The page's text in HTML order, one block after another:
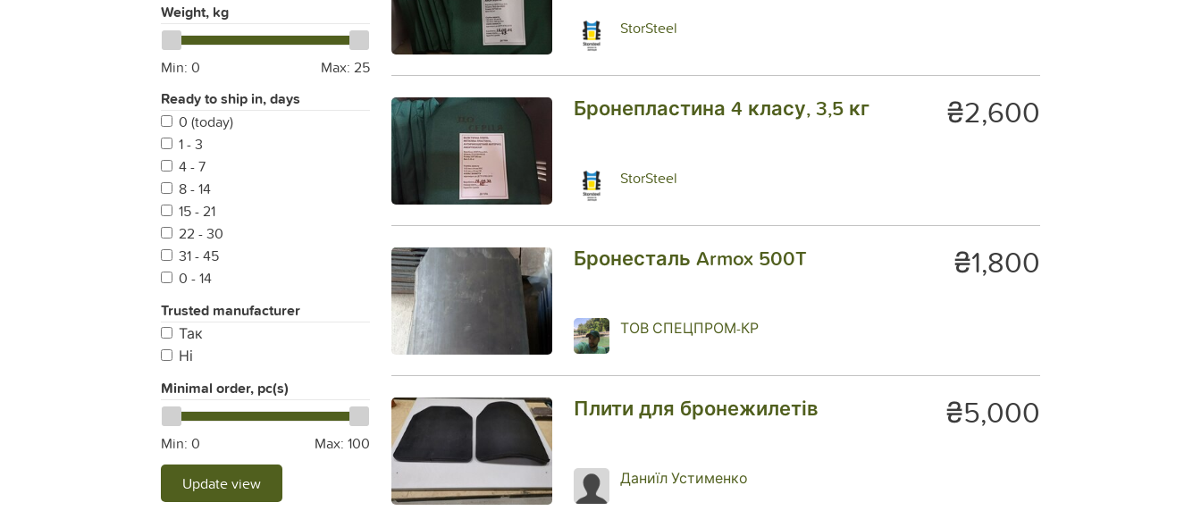
Weight, kg
Min: 0 Max: 25
Ready to ship in, days
0 (today)
1 - 3
4 - 7
8 - 14
15 - 21
22 - 30
31 - 45
0 - 14
Trusted manufacturer
Так
Ні
Minimal order, pc(s)
Min: 0 Max: 100
Update view
StorSteel
₴2,600
Бронепластина 4 класу, 3,5 кг
StorSteel
₴1,800
Бронесталь Armox 500T
ТОВ СПЕЦПРОМ-КР
₴5,000
Плити для бронежилетів
Даниїл Устименко